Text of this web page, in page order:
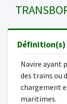
Définition(s)
Navire ayant
des trains ou
chargement
maritimes.